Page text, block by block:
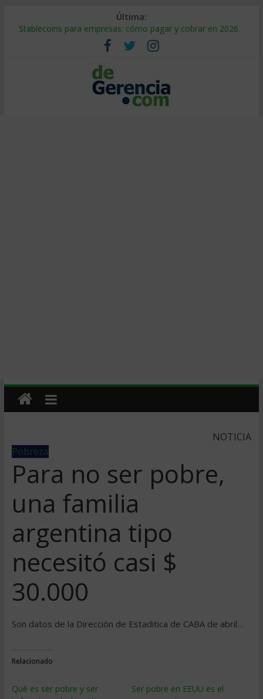
Última:
Stablecoins para empresas: cómo pagar y cobrar en 2026
Despido silencioso: qué es y por qué sale tan caro
IA en selección de personal: cómo auditarla a tiempo
Trabajo forzoso en la cadena de suministro: qué hacer
Mercado hispano de EE. UU.: cómo segmentarlo y venderle
NOTICIA
Pobreza
Para no ser pobre,
una familia
argentina tipo
necesitó casi $
30.000
Son datos de la Dirección de Estaditica de CABA de abril…
Relacionado
Qué es ser pobre y ser
Ser pobre en EEUU es el